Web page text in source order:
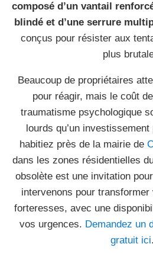
composé d’un vantail
blindé et d’une serrure
conçus pour résister aux
plus
Beaucoup de propriétaires
pour réagir, mais le coût
traumatisme psychologique
lourds qu’un
habitiez près de la mairie de
dans les zones résidentielles
obsolète est une invitation
intervenons pour
forteresses, avec une
vos urgences. Demandez un
gratuit ici.